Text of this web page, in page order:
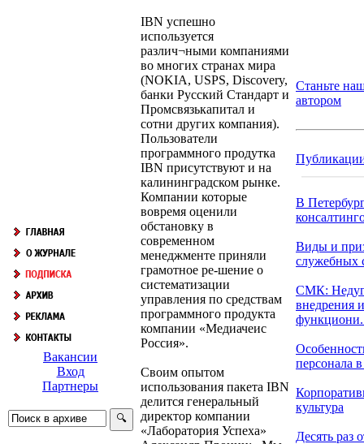
Вакансии
Вход
Партнеры
IBN успешно
используется
различ¬ными компаниями
во многих странах мира
(NOKIA, USPS, Discovery,
банки Русский Стандарт и
Промсвязькапитал и
сотни других компания).
Пользователи
программного продутка
IBN присутствуют и на
калининградском рынке.
Компании которые
вовремя оценили
обстановку в
современном
менеджменте приняли
грамотное ре-шение о
систематизации
управления по средствам
программного продукта
компании «Медиачеис
Россия».
Своим опытом
использования пакета IBN
делится генеральный
директор компании
«Лаборатория Успеха»
Станьте
автором
В
Виды и
служебных
СМК:
внедрения и
персонала
культура
Десять раз